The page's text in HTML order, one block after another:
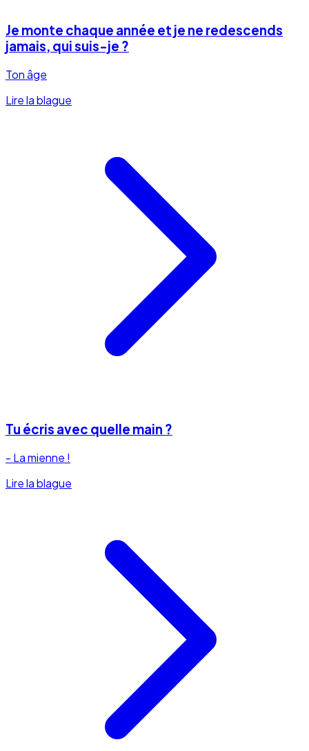
Je monte chaque année et je ne redescends
jamais, qui suis-je ?
Ton âge
Lire la blague
Tu écris avec quelle main ?
- La mienne !
Lire la blague